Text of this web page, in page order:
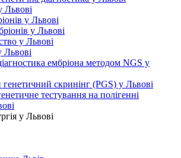
Львові
у Львові
у Львові
у Львові
Львові
ембріона методом NGS у
скринінг (PGS) у Львові
тестування на полігенні
у Львові